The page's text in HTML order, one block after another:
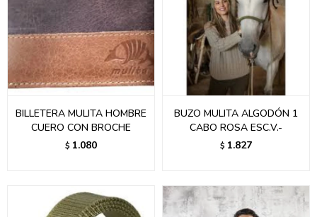
BILLETERA MULITA HOMBRE
CUERO CON BROCHE
$ 1.080
BUZO MULITA ALGODÓN 1
CABO ROSA ESC.V.-
$ 1.827